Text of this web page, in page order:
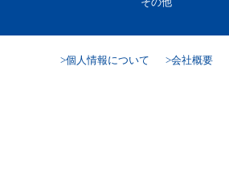
個人情報について 会社概要